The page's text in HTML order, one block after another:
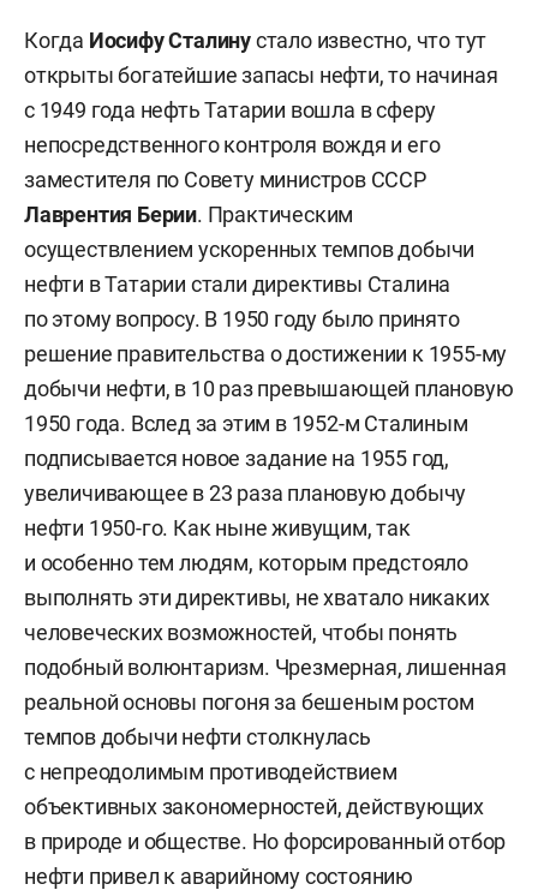
Когда Иосифу Сталинустало известно, что тут
открыты богатейшие запасы нефти, то начиная
с 1949 года нефть Татарии вошла в сферу
непосредственного контроля вождя и его
заместителя по Совету министров СССР
Лаврентия Берии. Практическим
осуществлением ускоренных темпов добычи
нефти в Татарии стали директивы Сталина
по этому вопросу. В 1950 году было принято
решение правительства о достижении к 1955-му
добычи нефти, в 10 раз превышающей плановую
1950 года. Вслед за этим в 1952-м Сталиным
подписывается новое задание на 1955 год,
увеличивающее в 23 раза плановую добычу
нефти 1950-го. Как ныне живущим, так
и особенно тем людям, которым предстояло
выполнять эти директивы, не хватало никаких
человеческих возможностей, чтобы понять
подобный волюнтаризм. Чрезмерная, лишенная
реальной основы погоня за бешеным ростом
темпов добычи нефти столкнулась
с непреодолимым противодействием
объективных закономерностей, действующих
в природе и обществе. Но форсированный отбор
нефти привел к аварийному состоянию